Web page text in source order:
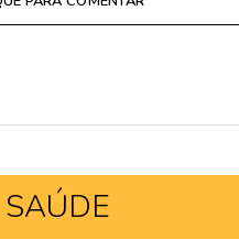
SAÚDE